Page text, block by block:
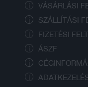
VÁSÁRLÁSI
SZÁLLÍTÁSI
FIZETÉSI
ÁSZF